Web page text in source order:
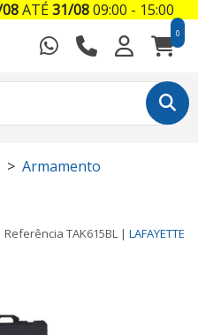
0
Armamento
Referência TAK615BL | LAFAYETTE
ATÉ31/0809:00 - 15:00